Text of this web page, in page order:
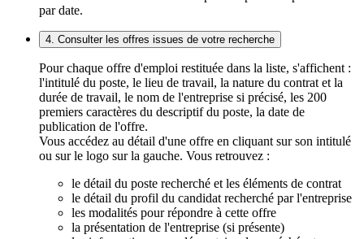
par date.
4. Consulter les offres issues de votre recherche
Pour chaque offre d'emploi restituée dans la liste, s'affichent :
l'intitulé du poste, le lieu de travail, la nature du contrat et la
durée de travail, le nom de l'entreprise si précisé, les 200
premiers caractères du descriptif du poste, la date de
publication de l'offre.
Vous accédez au détail d'une offre en cliquant sur son intitulé
ou sur le logo sur la gauche. Vous retrouvez :
le détail du poste recherché et les éléments de contrat
le détail du profil du candidat recherché par l'entreprise
les modalités pour répondre à cette offre
la présentation de l'entreprise (si présente)